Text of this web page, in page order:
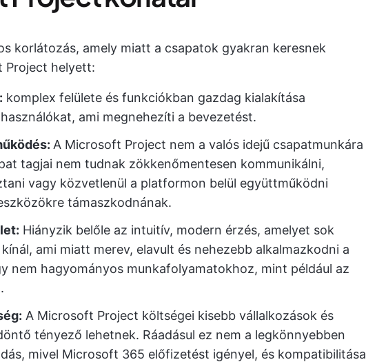
korlátozás, amely miatt a csapatok gyakran keresnek
Project helyett:
komplex felülete és funkciókban gazdag kialakítása
ami megnehezíti a bevezetést.
A Microsoft Project nem a valós idejű csapatmunkára
tagjai nem tudnak zökkenőmentesen kommunikálni,
vagy közvetlenül a platformon belül együttműködni
támaszkodnának.
Hiányzik belőle az intuitív, modern érzés, amelyet sok
ami miatt merev, elavult és nehezebb alkalmazkodni a
nem hagyományos munkafolyamatokhoz, mint például az
A Microsoft Project költségei kisebb vállalkozások és
tényező lehetnek. Ráadásul ez nem a legkönnyebben
mivel Microsoft 365 előfizetést igényel, és kompatibilitása